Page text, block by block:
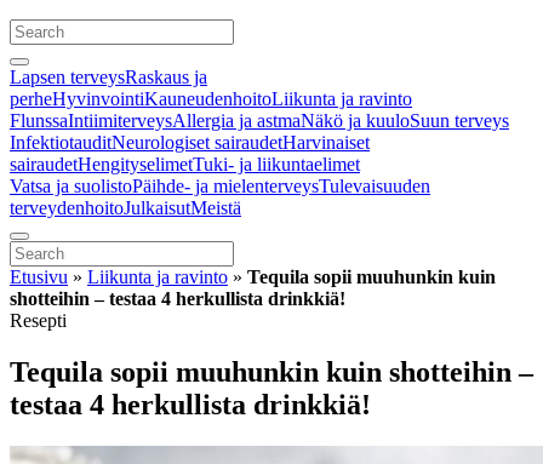
Lapsen terveysRaskaus ja
perheHyvinvointiKauneudenhoitoLiikunta ja ravinto
FlunssaIntiimiterveysAllergia ja astmaNäkö ja kuuloSuun terveys
InfektiotauditNeurologiset sairaudetHarvinaiset
sairaudetHengityselimetTuki- ja liikuntaelimet
Vatsa ja suolistoPäihde- ja mielenterveysTulevaisuuden
terveydenhoitoJulkaisutMeistä
Etusivu » Liikunta ja ravinto » Tequila sopii muuhunkin kuin
shotteihin – testaa 4 herkullista drinkkiä!
Resepti
Tequila sopii muuhunkin kuin shotteihin –
testaa 4 herkullista drinkkiä!